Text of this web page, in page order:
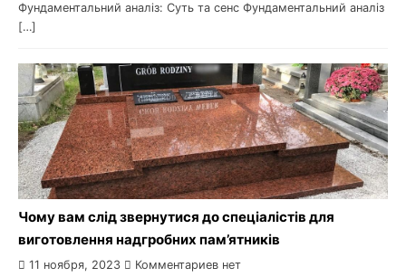
Фундаментальний аналіз: Суть та сенс Фундаментальний аналіз
[…]
Чому вам слід звернутися до спеціалістів для
виготовлення надгробних пам’ятників
11 ноября, 2023 Комментариев нет